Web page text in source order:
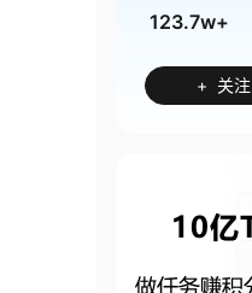
123.7w+
+ 关注